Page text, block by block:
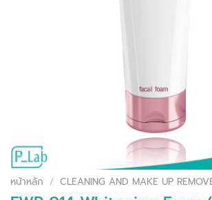
หน้าหลัก / CLEANING AND MAKE UP